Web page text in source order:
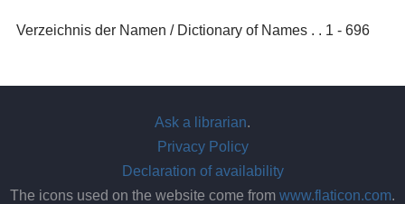
Verzeichnis der Namen / Dictionary of Names . . 1 - 696
Ask a librarian.
Privacy Policy
Declaration of availability
The icons used on the website come from www.flaticon.com.